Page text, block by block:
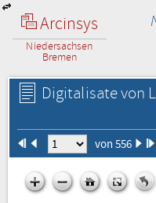
Arcinsys
Niedersachsen
Bremen
Digitalisate von
von 556